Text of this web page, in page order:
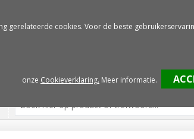
gerelateerde cookies. Voor de beste
onze Cookieverklaring. Meer informatie.